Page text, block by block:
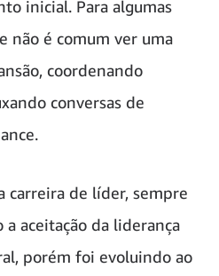
inicial. Para algumas
não é comum ver uma
coordenando
conversas de
carreira de líder, sempre
aceitação da liderança
porém foi evoluindo ao